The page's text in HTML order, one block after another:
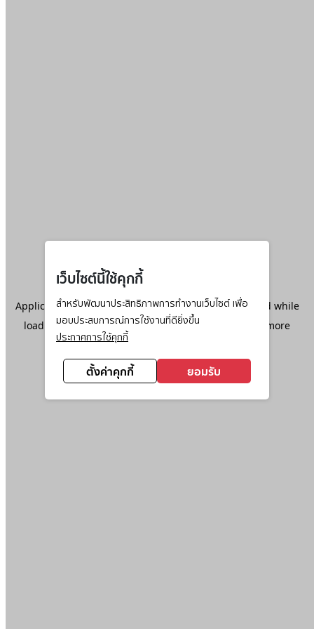
เว็บไซต์นี้ใช้คุกกี้
สำหรับพัฒนาประสิทธิภาพการทำงานเว็บไซต์ เพื่อ
มอบประสบการณ์การใช้งานที่ดียิ่งขึ้น
ประกาศการใช้คุกกี้
ตั้งค่าคุกกี้ ยอมรับ
Application error: aclient-side exception has occurred while
loadingwww.ktc.co.th(see the browser console
for more
information).